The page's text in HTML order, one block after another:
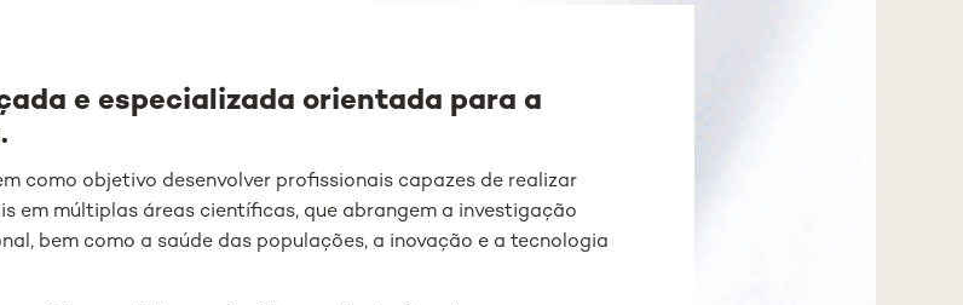
e especializada orientada para a
como objetivo desenvolver profissionais capazes de realizar
em múltiplas áreas científicas, que abrangem a investigação
bem como a saúde das populações, a inovação e a tecnologia